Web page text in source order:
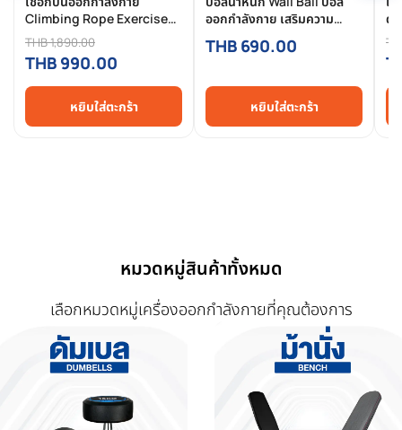
Climbing Rope Exercise
12M เชือกไต่เขา ออกกำลังกาย
THB 1,890.00
THB 990.00
หยิบใส่ตะกร้า
ออกกำลังกาย เสริมความ
แข็งแกร่งของร่างกาย
THB 690.00
หยิบใส่ตะกร้า
ดั
ย
หมวดหมู่สินค้าทั้งหมด
เลือกหมวดหมู่เครื่องออกกำลังกายที่คุณต้องการ